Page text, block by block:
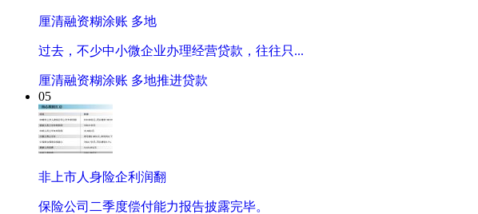
厘清融资糊涂账 多地
过去，不少中小微企业办理经营贷款，往往只...
厘清融资糊涂账 多地推进贷款
05
非上市人身险企利润翻
保险公司二季度偿付能力报告披露完毕。